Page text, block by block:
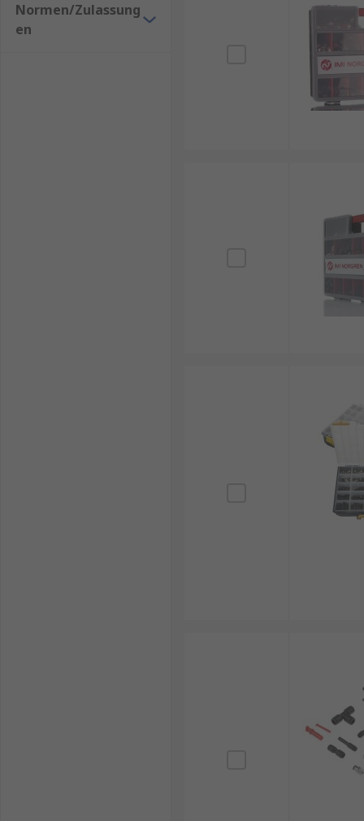
Schnelle Reparatur:
Alle benötigten Teile in
Robuste Materialien für lange
Normen/Zulassung
en